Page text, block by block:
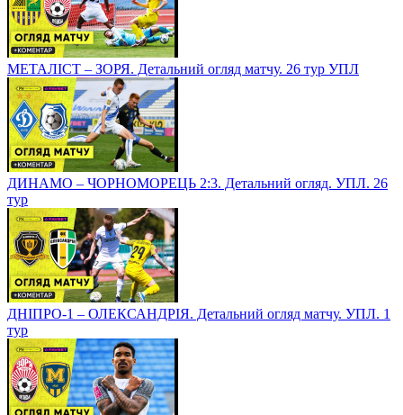
МЕТАЛІСТ – ЗОРЯ. Детальний огляд матчу. 26 тур УПЛ
ДИНАМО – ЧОРНОМОРЕЦЬ 2:3. Детальний огляд. УПЛ. 26
тур
ДНІПРО-1 – ОЛЕКСАНДРІЯ. Детальний огляд матчу. УПЛ. 1
тур